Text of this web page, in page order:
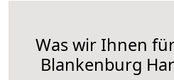
Was wir Ihnen
Blankenburg